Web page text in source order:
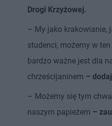
Drogi Krzyżowej.
– My jako krakowianie,
studenci, możemy w
bardzo ważne jest dla
chrześcijaninem –
– Możemy się tym
naszym papieżem –